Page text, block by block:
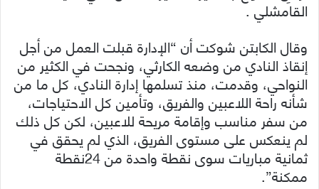
القامشلي .
وقال الكابتن شوكت أن “الإدارة قبلت العمل من أجل
إنقاذ النادي من وضعه الكارثي، ونجحت في الكثير من
النواحي، وقدمت، منذ تسلمها إدارة النادي، كل ما من
شأنه راحة اللاعبين والفريق، وتأمين كل الاحتياجات،
من سفر مناسب وإقامة مريحة للاعبين، لكن كل ذلك
لم ينعكس على مستوى الفريق، الذي لم يحقق في
ثمانية مباريات سوى نقطة واحدة من 24نقطة
ممكنة”.